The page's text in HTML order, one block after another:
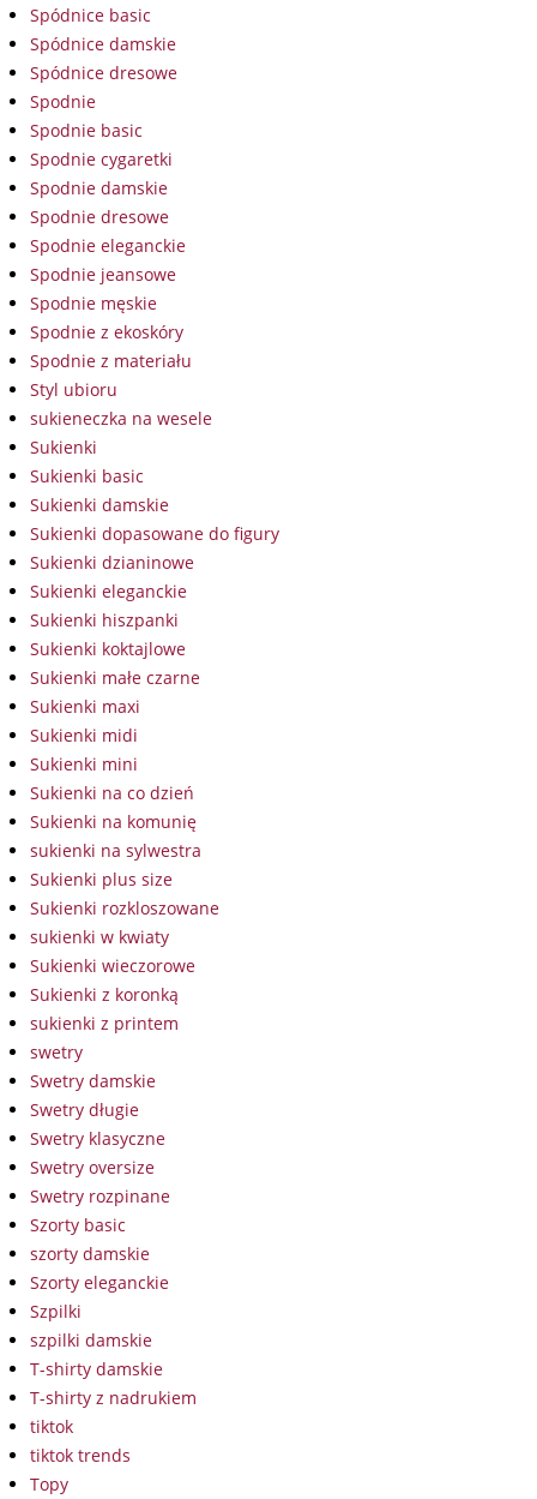
Spódnice basic
Spódnice damskie
Spódnice dresowe
Spodnie
Spodnie basic
Spodnie cygaretki
Spodnie damskie
Spodnie dresowe
Spodnie eleganckie
Spodnie jeansowe
Spodnie męskie
Spodnie z ekoskóry
Spodnie z materiału
Styl ubioru
sukieneczka na wesele
Sukienki
Sukienki basic
Sukienki damskie
Sukienki dopasowane do figury
Sukienki dzianinowe
Sukienki eleganckie
Sukienki hiszpanki
Sukienki koktajlowe
Sukienki małe czarne
Sukienki maxi
Sukienki midi
Sukienki mini
Sukienki na co dzień
Sukienki na komunię
sukienki na sylwestra
Sukienki plus size
Sukienki rozkloszowane
sukienki w kwiaty
Sukienki wieczorowe
Sukienki z koronką
sukienki z printem
swetry
Swetry damskie
Swetry długie
Swetry klasyczne
Swetry oversize
Swetry rozpinane
Szorty basic
szorty damskie
Szorty eleganckie
Szpilki
szpilki damskie
T-shirty damskie
T-shirty z nadrukiem
tiktok
tiktok trends
Topy